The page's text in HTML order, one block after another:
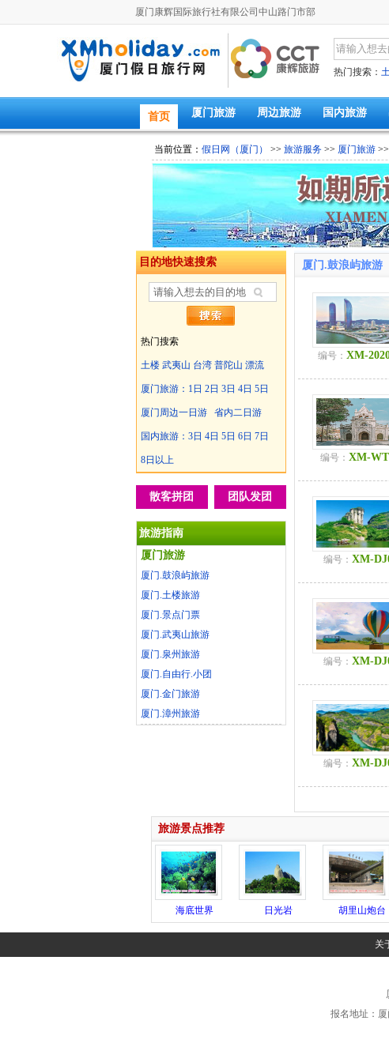
厦门康辉国际旅行社有限公司中山路门市部
热门搜索：
首页 厦门旅游 周边旅游 国内旅游
当前位置： 假日网（厦门） >> 旅游服务 >> 厦门旅游
目的地快速搜索
热门搜索
土楼 武夷山 台湾 普陀山 漂流
厦门旅游： 1日 2日 3日 4日 5日
厦门周边一日游 省内二日游
国内旅游： 3日 4日 5日 6日 7日
8日以上
散客拼团 团队发团
旅游指南
厦门旅游
厦门.鼓浪屿旅游
厦门.土楼旅游
厦门.景点门票
厦门.武夷山旅游
厦门.泉州旅游
厦门.自由行.小团
厦门.金门旅游
厦门.漳州旅游
厦门.鼓浪屿旅游
编号： XM-
编号： XM-
编号： XM-
编号： XM-
编号： XM-
旅游景点推荐
海底世界 日光岩 胡里山炮台
关
报名地址：厦